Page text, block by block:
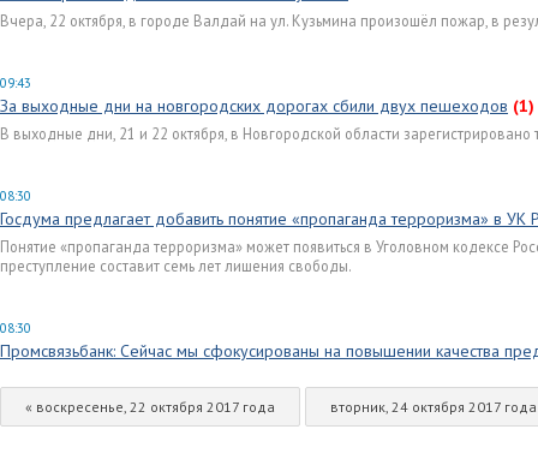
Вчера, 22 октября, в городе Валдай на ул. Кузьмина произошёл пожар, в
09:43
За выходные дни на новгородских дорогах сбили двух пешеходов (1)
В выходные дни, 21 и 22 октября, в Новгородской области
08:30
Госдума предлагает добавить понятие «пропаганда терроризма» в УК
Понятие «пропаганда терроризма» может появиться в Уголовном кодексе
преступление составит семь лет лишения свободы.
08:30
Промсвязьбанк: Сейчас мы сфокусированы на повышении качества
« воскресенье, 22 октября 2017 года вторник, 24 октября 2017